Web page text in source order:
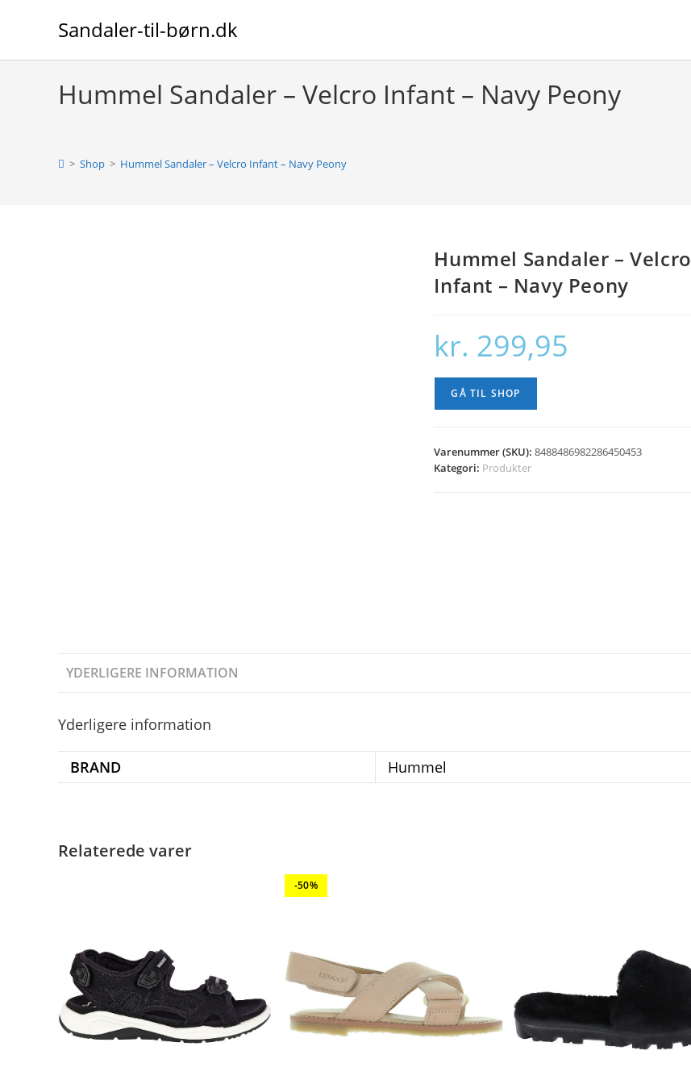
Sandaler-til-børn.dk
Hummel Sandaler – Velcro Infant – Navy Peony
> Shop > Hummel Sandaler – Velcro Infant – Navy Peony
Hummel Sandaler – Velcro
Infant – Navy Peony
kr. 299,95
GÅ TIL SHOP
Varenummer (SKU):8488486982286450453
Kategori: Produkter
YDERLIGERE INFORMATION
Yderligere information
BRAND Hummel
Relaterede varer
-50%